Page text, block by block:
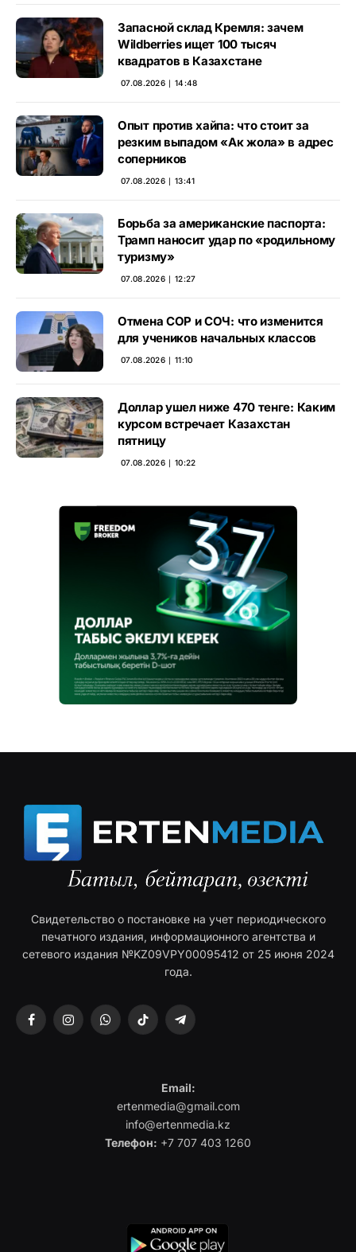
Запасной склад Кремля: зачем
Wildberries ищет 100 тысяч
квадратов в Казахстане
07.08.2026 ∣ 14:48
Опыт против хайпа: что стоит за
резким выпадом «Ак жола» в адрес
соперников
07.08.2026 ∣ 13:41
Борьба за американские паспорта:
Трамп наносит удар по «родильному
туризму»
07.08.2026 ∣ 12:27
Отмена СОР и СОЧ: что изменится
для учеников начальных классов
07.08.2026 ∣ 11:10
Доллар ушел ниже 470 тенге: Каким
курсом встречает Казахстан
пятницу
07.08.2026 ∣ 10:22
Свидетельство о постановке на учет периодического
печатного издания, информационного агентства и
сетевого издания №KZ09VPY00095412 от 25 июня 2024
года.
FacebookInstagramWhatsAppTikTok Telegram
Email:
ertenmedia@gmail.com
info@ertenmedia.kz
Телефон: +7 707 403 1260